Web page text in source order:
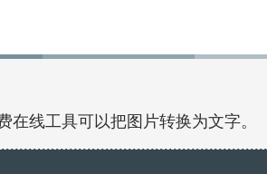
线工具可以把图片转换为文字。